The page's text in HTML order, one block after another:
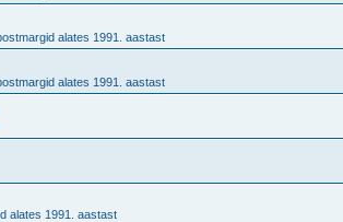
alates 1991. aastast
alates 1991. aastast
alates 1991. aastast